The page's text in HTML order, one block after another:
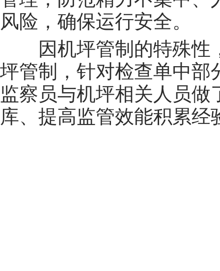
风险，确保运行安全。
因机坪管制的特殊
坪管制，针对检查单中部
监察员与机坪相关人员
库、提高监管效能积累经